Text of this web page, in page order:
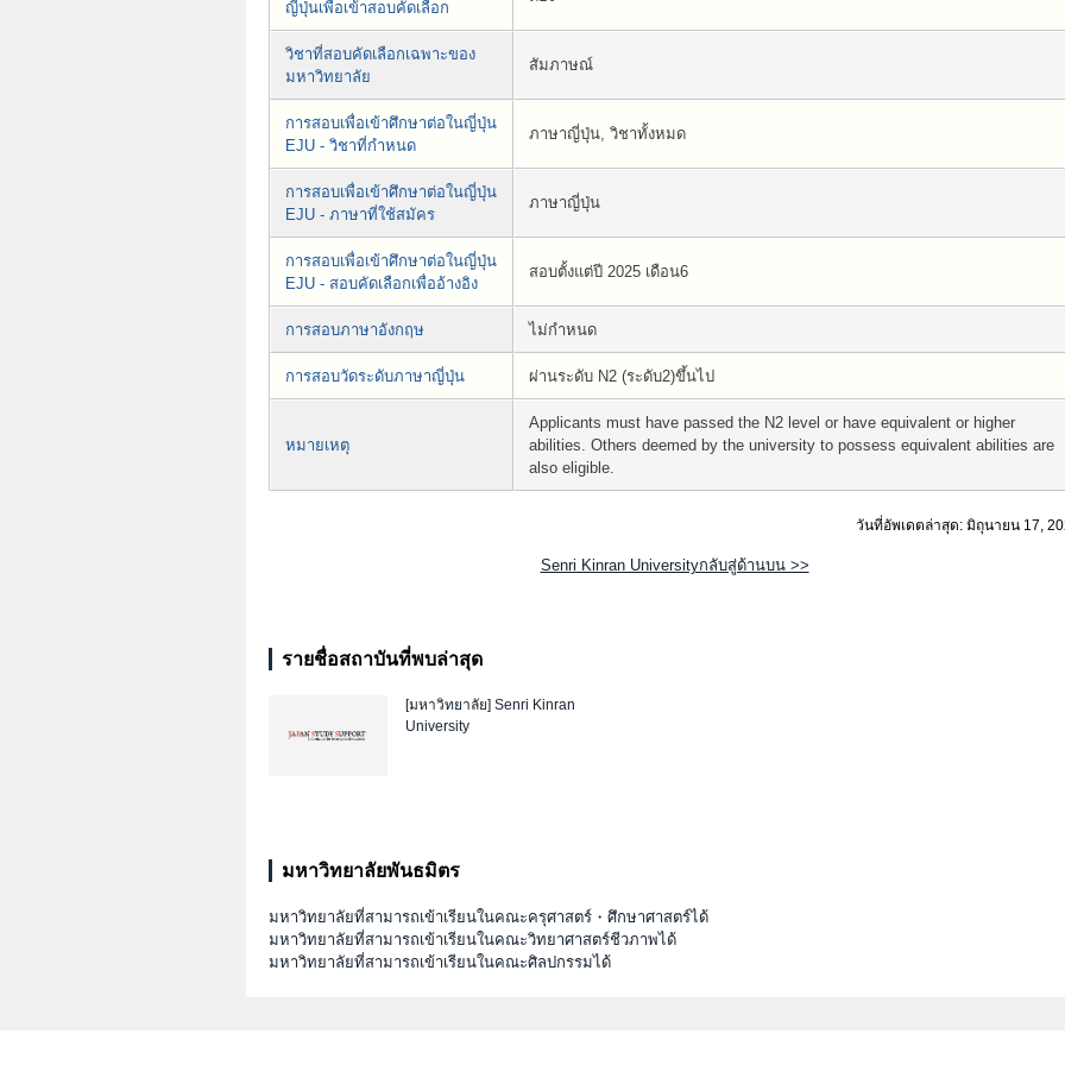
ญี่ปุ่นเพื่อเข้าสอบคัดเลือก
วิชาที่สอบคัดเลือกเฉพาะของ
มหาวิทยาลัย
สัมภาษณ์
การสอบเพื่อเข้าศึกษาต่อในญี่ปุ่น
EJU - วิชาที่กำหนด
ภาษาญี่ปุ่น, วิชาทั้งหมด
การสอบเพื่อเข้าศึกษาต่อในญี่ปุ่น
EJU - ภาษาที่ใช้สมัคร
ภาษาญี่ปุ่น
การสอบเพื่อเข้าศึกษาต่อในญี่ปุ่น
EJU - สอบคัดเลือกเพื่ออ้างอิง
สอบตั้งแต่ปี 2025 เดือน6
การสอบภาษาอังกฤษ ไม่กำหนด
การสอบวัดระดับภาษาญี่ปุ่น ผ่านระดับ N2 (ระดับ2)ขึ้นไป
หมายเหตุ
Applicants must have passed the N2 level or have equivalent or higher
abilities. Others deemed by the university to possess equivalent abilities are
also eligible.
วันที่อัพเดตล่าสุด: มิถุนายน 17,
Senri Kinran Universityกลับสู่ด้านบน >>
รายชื่อสถาบันที่พบล่าสุด
[มหาวิทยาลัย] Senri Kinran
University
มหาวิทยาลัยพันธมิตร
มหาวิทยาลัยที่สามารถเข้าเรียนในคณะครุศาสตร์・ศึกษาศาสตร์ได้
มหาวิทยาลัยที่สามารถเข้าเรียนในคณะวิทยาศาสตร์ชีวภาพได้
มหาวิทยาลัยที่สามารถเข้าเรียนในคณะศิลปกรรมได้